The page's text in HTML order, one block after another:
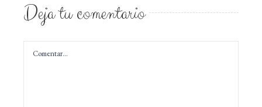
Deja tu comentario
Comentar